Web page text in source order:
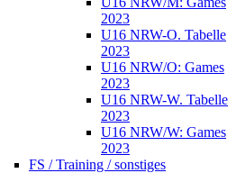
2023
U16 NRW-O. Tabelle
2023
U16 NRW/O: Games
2023
U16 NRW-W. Tabelle
2023
U16 NRW/W: Games
2023
FS / Training / sonstiges